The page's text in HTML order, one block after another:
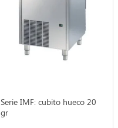
Serie IMF: cubito hueco 20
gr